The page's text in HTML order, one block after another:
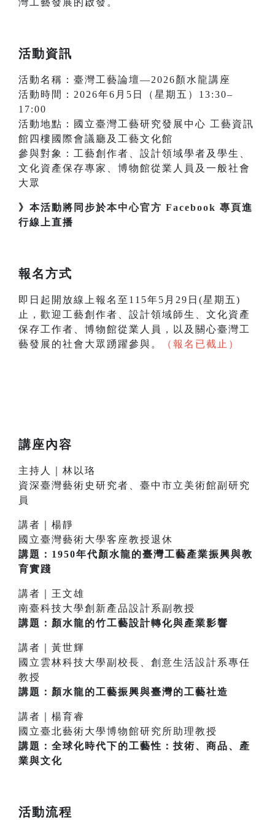
灣工藝發展的啟發。
活動資訊
活動名稱：臺灣工藝論壇—2026顏水龍講座
活動時間：2026年6月5日（星期五）13:30–
17:00
活動地點：國立臺灣工藝研究發展中心 工藝資訊
館四樓國際會議廳及工藝文化館
參與對象：工藝創作者、設計領域學者及學生、
文化資產保存專家、博物館從業人員及一般社會
大眾
》本活動將同步於本中心官方 Facebook 專頁進
行線上直播
報名方式
即日起開放線上報名至115年5月29日(星期五)
止，歡迎工藝創作者、設計領域師生、文化資產
保存工作者、博物館從業人員，以及關心臺灣工
藝發展的社會大眾踴躍參與。
（報名已截止）
講座內容
主持人｜林以珞
資深臺灣藝術史研究者、臺中市立美術館副研究
員
講者｜楊靜
國立臺灣藝術大學客座教授退休
講題：1950年代顏水龍的臺灣工藝產業振興與教
育實踐
講者｜王文雄
南臺科技大學創新產品設計系副教授
講題：顏水龍的竹工藝設計轉化與產業影響
講者｜黃世輝
國立雲林科技大學副校長、創意生活設計系專任
教授
講題：顏水龍的工藝振興與臺灣的工藝社造
講者｜楊育睿
國立臺北藝術大學博物館研究所助理教授
講題：全球化時代下的工藝性：技術、商品、產
業與文化
活動流程